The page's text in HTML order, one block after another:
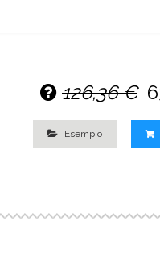
126,36 €
Esempio